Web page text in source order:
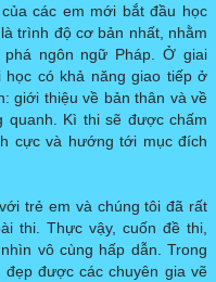
các em mới bắt đầu học
trình độ cơ bản nhất, nhằm
phá ngôn ngữ Pháp. Ở giai
học có khả năng giao tiếp ở
giới thiệu về bản thân và về
quanh. Kì thi sẽ được chấm
cực và hướng tới mục đích
trẻ em và chúng tôi đã rất
thi. Thực vậy, cuốn đề thi,
vô cùng hấp dẫn. Trong
được các chuyên gia vẽ